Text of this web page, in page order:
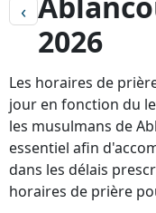
‹
2026
Les horaires de
jour en fonction du
les musulmans de
essentiel afin
dans les délais
horaires de prière